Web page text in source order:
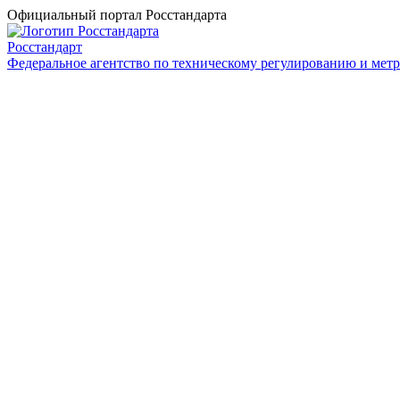
Официальный портал Росстандарта
Росстандарт
Федеральное агентство по техническому регулированию и